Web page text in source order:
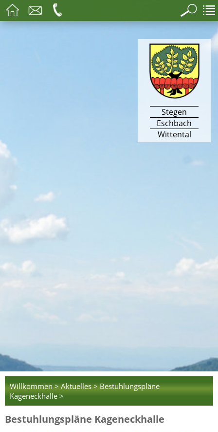
Stegen
Eschbach
Wittental
Willkommen > Aktuelles > Bestuhlungspläne
Kageneckhalle >
Bestuhlungspläne Kageneckhalle